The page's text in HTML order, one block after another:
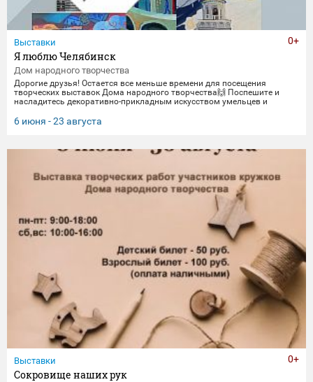
Выставки
Я люблю Челябинск
Дом народного творчества
Дорогие друзья! Остается все меньше времени для посещения
творческих выставок Дома народного творчества🙌 Поспешите и
насладитесь декоративно-прикладным искусством умельцев и
посвящена 290-летнему юбилею Челябинска. Работы выполнены
студентами кафедры декоративно-прикладного искусства ЧГИК.
6 июня - 23 августа
0+
Выставки
Сокровище наших рук
0+